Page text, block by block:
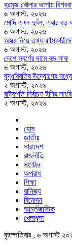
হরমুজ খোলার আশায়
৬ অগাস্ট, ২০২৬
মোদি এখন দুর্বল, এবার বড়
৬ অগাস্ট, ২০২৬
অস্ত্র নিয়ে তথ্য
৬ অগাস্ট, ২০২৬
দেশে স্বর্ণের দামে বড় লাফ
৬ অগাস্ট, ২০২৬
যুদ্ধবিরতির উদ্যোগের
২ অগাস্ট, ২০২৬
রাষ্ট্রপতি নির্বাচন ইসির
২ অগাস্ট, ২০২৬
হোম
জাতীয়
সারাদেশ
রাজনীতি
সংগঠন
অপরাধ
শিক্ষা
বানিজ্য
বিনোদন
আর্ন্তজাতিক
খেলাধুলা
বৃহস্পতিবার , ৬ অগাস্ট